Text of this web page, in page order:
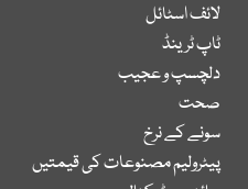
لائف اسٹائل
ٹاپ ٹرینڈ
دلچسپ و عجیب
صحت
سونے کے نرخ
پیٹرولیم مصنوعات کی قیمتیں